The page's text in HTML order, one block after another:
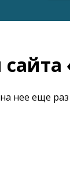
нее еще раз